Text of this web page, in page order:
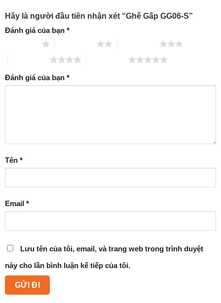
Hãy là người đầu tiên nhận xét “Ghế Gấp GG06-S”
Đánh giá của bạn *
Đánh giá của bạn *
Tên *
Email *
Lưu tên của tôi, email, và trang web trong trình duyệt
này cho lần bình luận kế tiếp của tôi.